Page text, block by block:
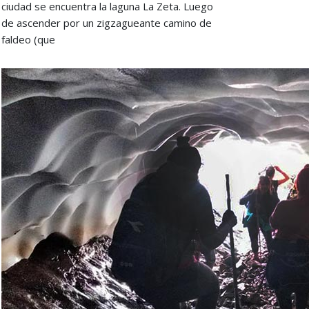
ciudad se encuentra la laguna La Zeta. Luego
de ascender por un zigzagueante camino de
faldeo (que